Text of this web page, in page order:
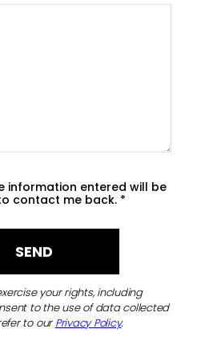
information entered will be
contact me back. *
your rights, including
to the use of data collected
to our Privacy Policy.